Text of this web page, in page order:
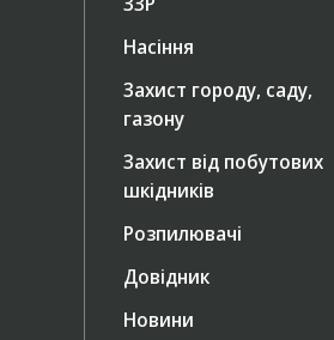
Насіння
Захист городу, саду,
газону
Захист від побутових
шкідників
Розпилювачі
Довідник
Новини